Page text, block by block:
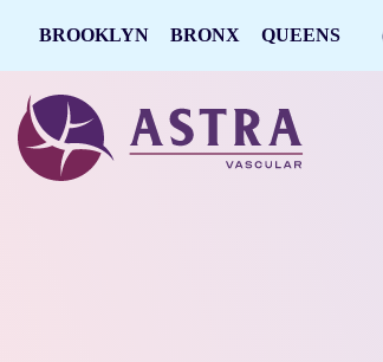
BROOKLYN BRONX QUEENS